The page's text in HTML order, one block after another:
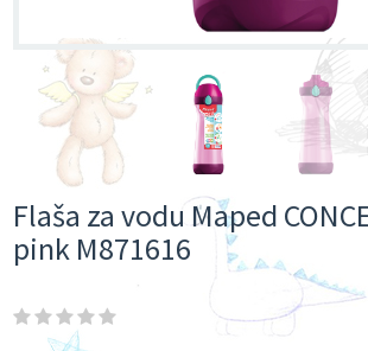
Flaša za vodu Maped
pink M871616